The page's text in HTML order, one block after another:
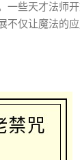
一些天才法师
不仅让魔法的